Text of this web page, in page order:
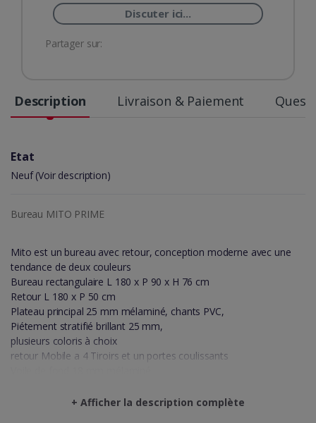
Discuter ici...
Partager sur:
Description Livraison & Paiement
Etat
Neuf (Voir description)
Bureau MITO PRIME
Mito est un bureau avec retour, conception moderne avec une
tendance de deux couleurs
Bureau rectangulaire L 180 x P 90 x H 76 cm
Retour L 180 x P 50 cm
Plateau principal 25 mm mélaminé, chants PVC,
Piétement stratifié brillant 25 mm,
plusieurs coloris à choix
retour Mobile a 4 Tiroirs et un portes coulissants
prix du table basse Mito 190 dt HT
+ Afficher la description complète